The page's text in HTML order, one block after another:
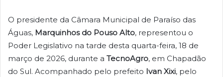
O presidente da Câmara Municipal de Paraíso das
Águas, Marquinhos do Pouso Alto, representou o
Poder Legislativo na tarde desta quarta-feira, 18 de
março de 2026, durante a TecnoAgro, em Chapadão
do Sul. Acompanhado pelo prefeito Ivan Xixi, pelo